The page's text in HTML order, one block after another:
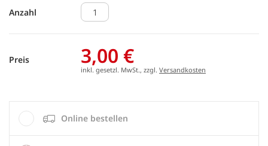
Anzahl
Preis 3,00 €
inkl. gesetzl. MwSt., zzgl. Versandkosten
Online bestellen